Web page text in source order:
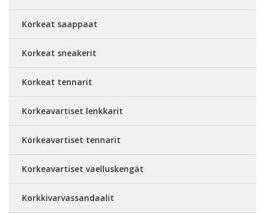
Korkeat saappaat
Korkeat sneakerit
Korkeat tennarit
Korkeavartiset lenkkarit
Korkeavartiset tennarit
Korkeavartiset vaelluskengät
Korkkivarvassandaalit